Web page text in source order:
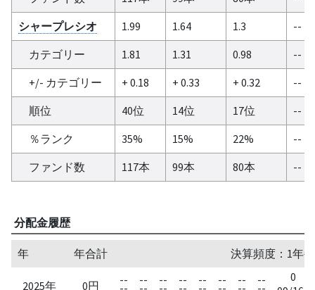
シャープレシオ
1.99 1.64 1.3
--
カテゴリー
1.81 1.31 0.98
--
+/- カテゴリー
+ 0.18 + 0.33 + 0.32
--
順位
40位 14位 17位
--
％ランク
35% 15% 22%
--
ファンド数
117本 99本 80本 --
分配金履歴
年 年合計 決算頻度：1年
2025年 0円 -- -- -- -- -- -- -- --
0